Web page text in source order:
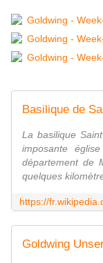
Basilique de
La basilique
imposante
département de
quelques
https://
Goldwing